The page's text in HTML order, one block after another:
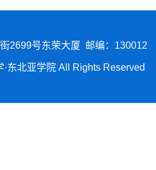
2699号东荣大厦 邮编：130012
东北亚学院 All Rights Reserved